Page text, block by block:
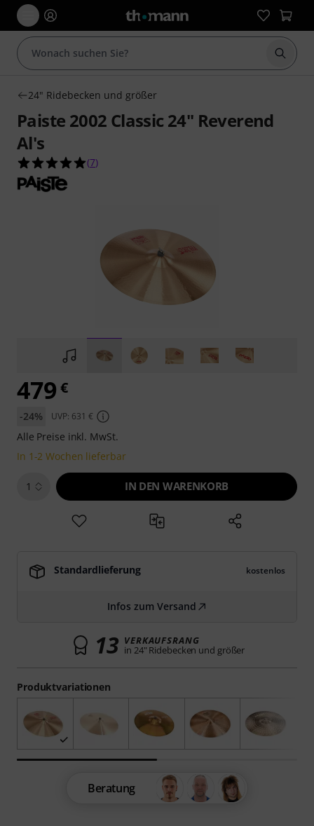
Suche
24" Ridebecken und größer
Paiste 2002 Classic 24" Reverend
Al's
5.0 von 5 Sternen aus 7 Kundenbewertungen
(7)
Produktvariationen
479 €
-24% UVP: 631 €
Alle Preise inkl. MwSt.
In 1-2 Wochen lieferbar
1 IN DEN WARENKORB
Standardlieferung kostenlos
Infos zum Versand
13 VERKAUFSRANG
in 24" Ridebecken und größer
Beratung